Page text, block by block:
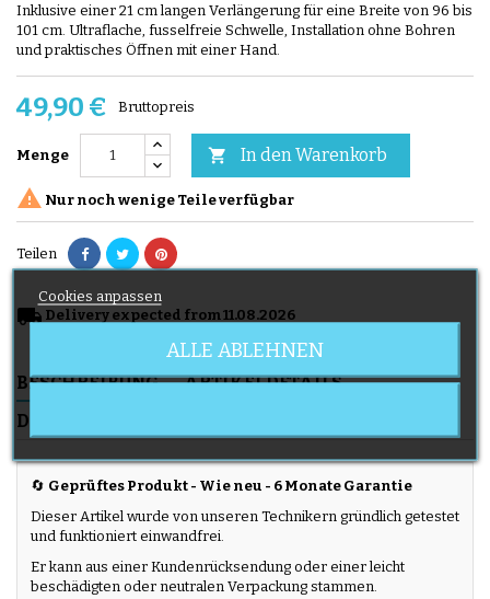
Inklusive einer 21 cm langen Verlängerung für eine Breite von 96 bis
101 cm. Ultraflache, fusselfreie Schwelle, Installation ohne Bohren
und praktisches Öffnen mit einer Hand.
49,90 € Bruttopreis
Menge  In den Warenkorb
 Nur noch wenige Teile verfügbar
Teilen
local_shipping Delivery expected from 11.08.2026
BESCHREIBUNG
ARTIKELDETAILS
DELIVERY
🔄 Geprüftes Produkt - Wie neu - 6 Monate Garantie
Dieser Artikel wurde von unseren Technikern gründlich getestet
und funktioniert einwandfrei.
Er kann aus einer Kundenrücksendung oder einer leicht
beschädigten oder neutralen Verpackung stammen.
Cookies anpassen
ALLE ABLEHNEN